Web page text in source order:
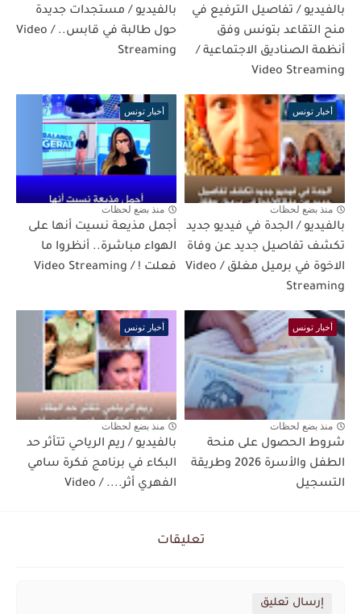
بالفيديو / تفاصيل الترفيع في
منح التقاعد بتونس وفق
أنظمة الصناديق الاجتماعية /
Video Streaming
بالفيديو / مستجدات جديدة
حول طالبة في قابس.. / Video
Streaming
أخبار تونس
منذ بضع لحظات
بالفيديو / الجدة في فيديو جديد
تكشف تفاصيل جديد عن وفاة
الاخوة في برميل مغلق / Video
Streaming
أخبار تونس
منذ بضع لحظات
أجمل مذيعة نسيت أنها على
الهواء مباشرة.. أنظروا ما
فعلت ! / Video Streaming
أخبار تونس
منذ بضع لحظات
شروط الحصول على منحة
الطفل والأسرة 2026 وطريقة
التسجيل
أخبار تونس
منذ بضع لحظات
بالفيديو / ريم الرياحي تتأثر حد
البكاء في برنامج فكرة سامي
الفهري أثر.... / Video
تعليقات
إرسال تعليق